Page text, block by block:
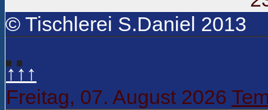
© Tischlerei S.Daniel 2013
↑↑↑
Freitag, 07. August 2026